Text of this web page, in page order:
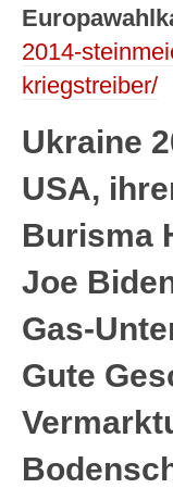
2014-
kriegstreiber/
Ukraine
USA,
Burisma
Joe
Gas-
Gute